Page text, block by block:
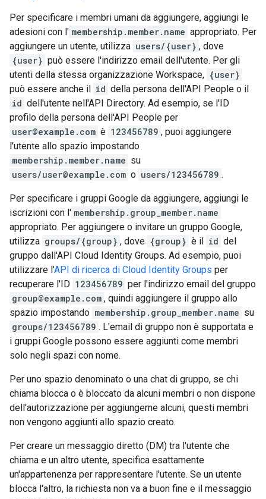
Per specificare i membri umani da aggiungere, aggiungi le
adesioni con l' membership.member.name appropriato. Per
aggiungere un utente, utilizza users/{user} , dove
{user} può essere l'indirizzo email dell'utente. Per gli
utenti della stessa organizzazione Workspace, {user}
può essere anche il id della persona dell'API People o il
id dell'utente nell'API Directory. Ad esempio, se l'ID
profilo della persona dell'API People per
user@example.com è 123456789 , puoi aggiungere
l'utente allo spazio impostando
membership.member.name su
users/user@example.com o users/123456789 .
Per specificare i gruppi Google da aggiungere, aggiungi le
iscrizioni con l' membership.group_member.name
appropriato. Per aggiungere o invitare un gruppo Google,
utilizza groups/{group} , dove {group} è il id del
gruppo dall'API Cloud Identity Groups. Ad esempio, puoi
utilizzare l'API di ricerca di Cloud Identity Groups per
recuperare l'ID 123456789 per l'indirizzo email del gruppo
group@example.com , quindi aggiungere il gruppo allo
spazio impostando membership.group_member.name su
groups/123456789 . L'email di gruppo non è supportata e
i gruppi Google possono essere aggiunti come membri
solo negli spazi con nome.
Per uno spazio denominato o una chat di gruppo, se chi
chiama blocca o è bloccato da alcuni membri o non dispone
dell'autorizzazione per aggiungerne alcuni, questi membri
non vengono aggiunti allo spazio creato.
Per creare un messaggio diretto (DM) tra l'utente che
chiama e un altro utente, specifica esattamente
un'appartenenza per rappresentare l'utente. Se un utente
blocca l'altro, la richiesta non va a buon fine e il messaggio